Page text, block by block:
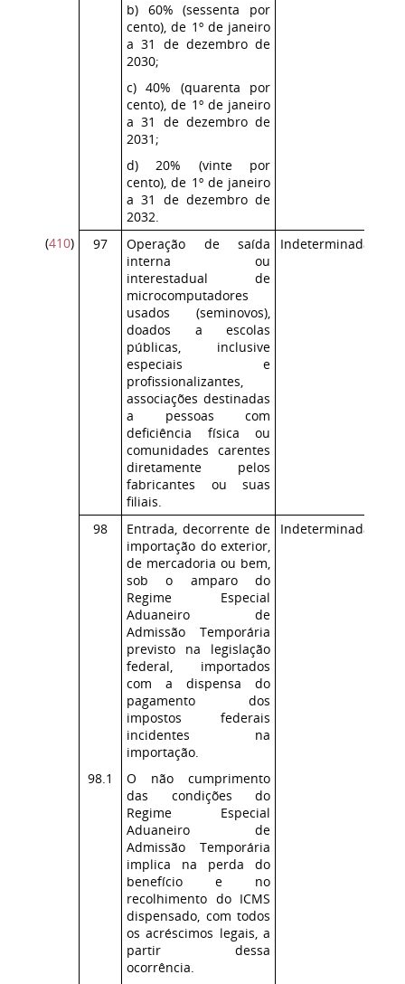
b) 60% (sessenta por
cento), de 1º de janeiro
a 31 de dezembro de
2030;
c) 40% (quarenta por
cento), de 1º de janeiro
a 31 de dezembro de
2031;
d) 20% (vinte por
cento), de 1º de janeiro
a 31 de dezembro de
2032.
(410) 97
Operação de saída
interna ou
interestadual de
microcomputadores
usados (seminovos),
doados a escolas
públicas, inclusive
especiais e
profissionalizantes,
associações destinadas
a pessoas com
deficiência física ou
comunidades carentes
diretamente pelos
fabricantes ou suas
filiais.
Indeterminada
98
Entrada, decorrente de
importação do exterior,
de mercadoria ou bem,
sob o amparo do
Regime Especial
Aduaneiro de
Admissão Temporária
previsto na legislação
federal, importados
com a dispensa do
pagamento dos
impostos federais
incidentes na
importação.
Indeterminada
98.1
O não cumprimento
das condições do
Regime Especial
Aduaneiro de
Admissão Temporária
implica na perda do
benefício e no
recolhimento do ICMS
dispensado, com todos
os acréscimos legais, a
partir dessa
ocorrência.